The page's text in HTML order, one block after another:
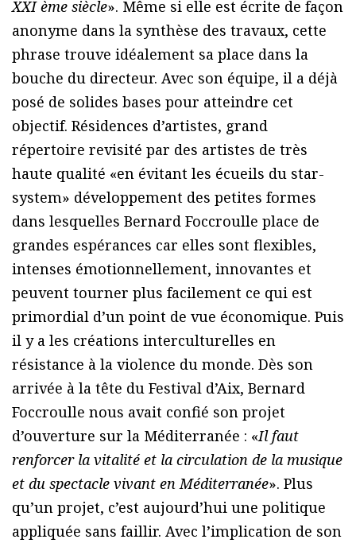
XXI ème siècle». Même si elle est écrite de façon
anonyme dans la synthèse des travaux, cette
phrase trouve idéalement sa place dans la
bouche du directeur. Avec son équipe, il a déjà
posé de solides bases pour atteindre cet
objectif. Résidences d’artistes, grand
répertoire revisité par des artistes de très
haute qualité «en évitant les écueils du star-
system» développement des petites formes
dans lesquelles Bernard Foccroulle place de
grandes espérances car elles sont flexibles,
intenses émotionnellement, innovantes et
peuvent tourner plus facilement ce qui est
primordial d’un point de vue économique. Puis
il y a les créations interculturelles en
résistance à la violence du monde. Dès son
arrivée à la tête du Festival d’Aix, Bernard
Foccroulle nous avait confié son projet
d’ouverture sur la Méditerranée : «Il faut
renforcer la vitalité et la circulation de la musique
et du spectacle vivant en Méditerranée». Plus
qu’un projet, c’est aujourd’hui une politique
appliquée sans faillir. Avec l’implication de son